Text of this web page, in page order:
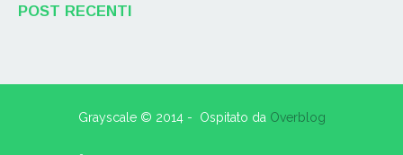
POST RECENTI
Grayscale © 2014 - Ospitato da Overblog